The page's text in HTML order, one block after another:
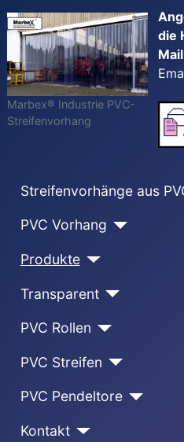
Marbex® Industrie PVC-
Streifenvorhang
die
Streifenvorhänge aus
PVC Vorhang
Produkte
Transparent
PVC Rollen
PVC Streifen
PVC Pendeltore
Kontakt